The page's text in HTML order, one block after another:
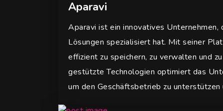
h
l
Aparavi
Aparavi ist ein innovatives
Lösungen spezialisiert hat. Mit seiner
effizient zu speichern, zu verwalten und
gestützte Technologien optimiert das
um den Geschäftsbetrieb zu unterstützen